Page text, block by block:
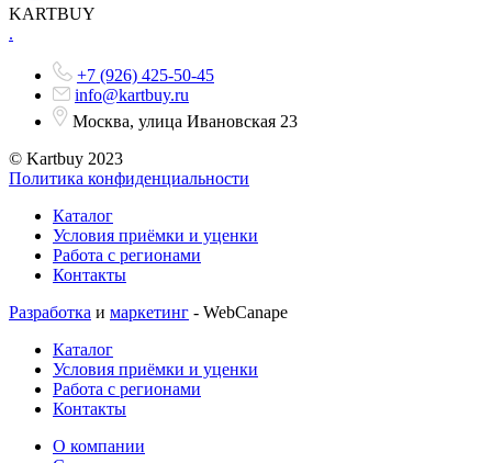
KARTBUY
.
+7 (926) 425-50-45
info@kartbuy.ru
Москва, улица Ивановская 23
© Kartbuy 2023
Политика конфиденциальности
Каталог
Условия приёмки и уценки
Работа с регионами
Контакты
Разработка и маркетинг - WebCanape
Каталог
Условия приёмки и уценки
Работа с регионами
Контакты
О компании